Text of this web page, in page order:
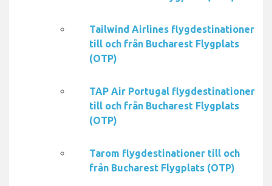
Tailwind Airlines flygdestinationer
till och från Bucharest Flygplats
(OTP)
TAP Air Portugal flygdestinationer
till och från Bucharest Flygplats
(OTP)
Tarom flygdestinationer till och
från Bucharest Flygplats (OTP)